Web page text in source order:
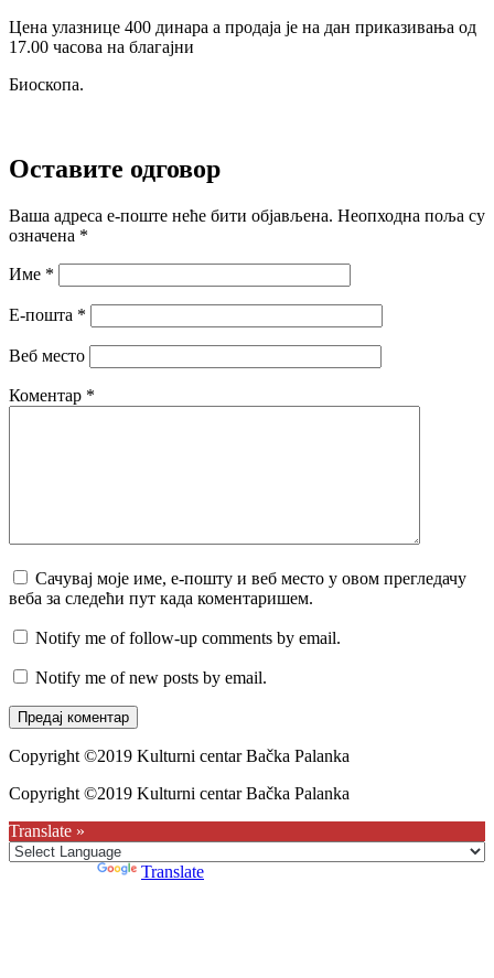
Цена улазнице 400 динара а продаја је на дан приказивања од
17.00 часова на благајни
Биоскопа.
Оставите одговор
Ваша адреса е-поште неће бити објављена. Неопходна поља су
означена *
Име *
Е-пошта *
Веб место
Коментар *
Сачувај моје име, е-пошту и веб место у овом прегледачу
веба за следећи пут када коментаришем.
Notify me of follow-up comments by email.
Notify me of new posts by email.
Copyright ©2019 Kulturni centar Bačka Palanka
Copyright ©2019 Kulturni centar Bačka Palanka
Translate »
Translate